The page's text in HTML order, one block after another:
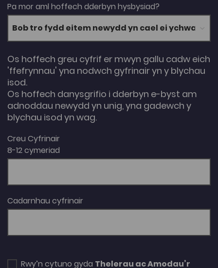
Pa mor aml hoffech dderbyn hysbysiad?
Os hoffech greu cyfrif er mwyn gallu cadw eich
'ffefrynnau' yna nodwch gyfrinair yn y blychau
isod.
Os hoffech danysgrifio i dderbyn e-byst am
adnoddau newydd yn unig, yna gadewch y
blychau isod yn wag.
Creu Cyfrinair
8-12 cymeriad
Cadarnhau cyfrinair
Rwy’n cytuno gyda Thelerau ac Amodau’r